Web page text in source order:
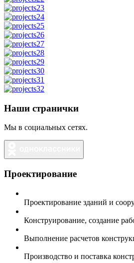
Наши странички
Мы в социальных сетях.
Проектирование
Проектирование зданий и
Конструирование, создание
Выполнение расчетов
Производство и поставка